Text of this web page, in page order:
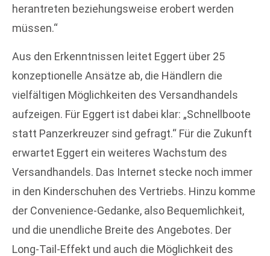
herantreten beziehungsweise erobert werden
müssen.“
Aus den Erkenntnissen leitet Eggert über 25
konzeptionelle Ansätze ab, die Händlern die
vielfältigen Möglichkeiten des Versandhandels
aufzeigen. Für Eggert ist dabei klar: „Schnellboote
statt Panzerkreuzer sind gefragt.“ Für die Zukunft
erwartet Eggert ein weiteres Wachstum des
Versandhandels. Das Internet stecke noch immer
in den Kinderschuhen des Vertriebs. Hinzu komme
der Convenience-Gedanke, also Bequemlichkeit,
und die unendliche Breite des Angebotes. Der
Long-Tail-Effekt und auch die Möglichkeit des